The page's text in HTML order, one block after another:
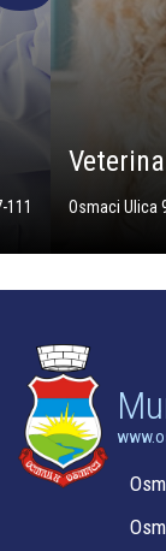
Osmaci Ulica 9.
prvu odbranu od